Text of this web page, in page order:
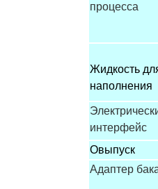
процесса
Жидкость
наполнения
интерфейс
Овыпуск
Адаптер